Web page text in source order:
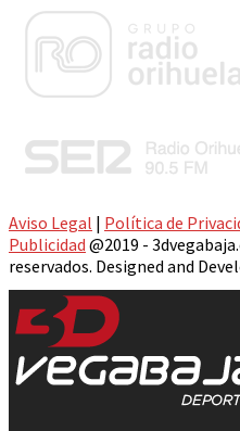
Aviso Legal | Política de
Publicidad @2019 -
reservados. Designed and